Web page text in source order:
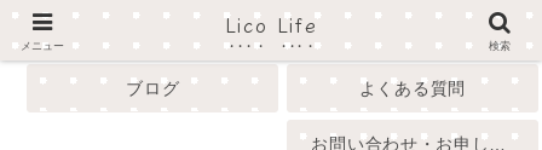
ブログ よくある質問
メニュー
Lico Life
検索